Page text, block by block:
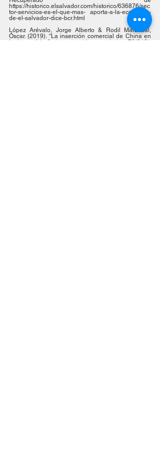
https://historico.elsalvador.com/historico/636876/sec
tor-servicios-es-el-que-mas- aporta-a-la-economia-
de-el-salvador-dice-bcr.html
López Arévalo, Jorge Alberto & Rodil Marzábal,
Óscar. (2019). “La inserción comercial de China en
Latinoamérica”.
Investigación económica
, 78(310),